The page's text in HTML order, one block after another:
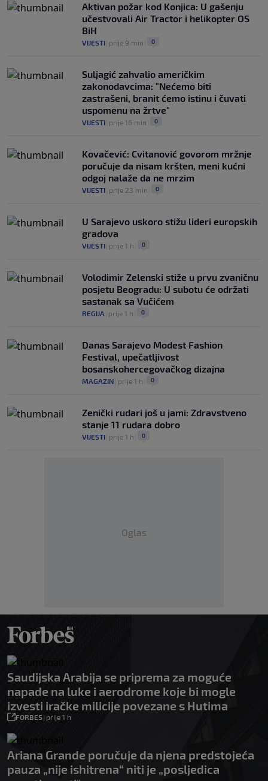
Aktivan požar kod Konjica: U gašenju
učestvovali Air Tractor i helikopter OS
BiH
VIJESTI prije 9 min 0
Suljagić zahvalio američkim
zakonodavcima: "Nećemo biti
zastrašeni, branit ćemo istinu i čuvati
uspomenu na žrtve"
VIJESTI prije 16 min 0
Kovačević: Cvitanović govorom mržnje
poručuje da nisam kršten, meni kućni
odgoj nalaže da ne mrzim
VIJESTI prije 23 min 0
U Sarajevo uskoro stižu lideri europskih
gradova
VIJESTI prije 1 h 0
Volodimir Zelenski stiže u prvu zvaničnu
posjetu Beogradu: U subotu će održati
sastanak sa Vučićem
REGIJA prije 1 h 0
Danas Sarajevo Modest Fashion
Festival, upečatljivost
bosanskohercegovačkog dizajna
MAGAZIN prije 1 h 0
Zenički rudari još u jami: Zdravstveno
stanje 11 rudara dobro
VIJESTI prije 1 h 0
Oglas
Saudijska Arabija se priprema za moguće
napade na luke i aerodrome koje bi mogle
izvesti iračke milicije povezane s Hutima
FORBES| prije 1 h
Ariana Grande poručuje da njena predstojeća
pauza „nije ishitrena“ niti je „posljedica